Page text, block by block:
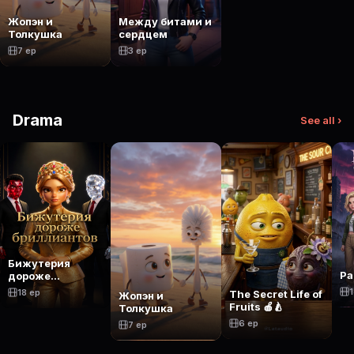
Жопэн и
Толкушка
7 ep
Между битами и
сердцем
3 ep
Drama See all ›
Бижутерия
дороже
бриллиантов
18 ep
Жопэн и
Толкушка
7 ep
The Secret Life of
Fruits 🍎🍐
6 ep